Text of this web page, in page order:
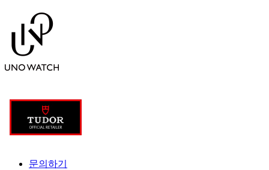
문의하기